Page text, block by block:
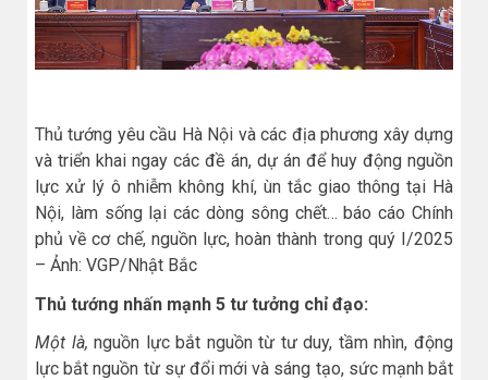
Thủ tướng yêu cầu Hà Nội và các địa phương xây dựng
và triển khai ngay các đề án, dự án để huy động nguồn
lực xử lý ô nhiễm không khí, ùn tắc giao thông tại Hà
Nội, làm sống lại các dòng sông chết… báo cáo Chính
phủ về cơ chế, nguồn lực, hoàn thành trong quý I/2025
– Ảnh: VGP/Nhật Bắc
Thủ tướng nhấn mạnh 5 tư tưởng chỉ đạo:
Một là, nguồn lực bắt nguồn từ tư duy, tầm nhìn, động
lực bắt nguồn từ sự đổi mới và sáng tạo, sức mạnh bắt